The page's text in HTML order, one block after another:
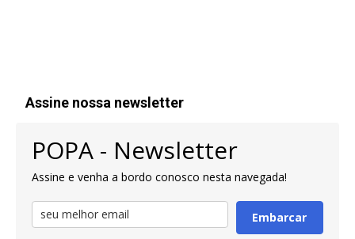
Assine nossa newsletter
POPA - Newsletter
Assine e venha a bordo conosco nesta navegada!
Embarcar